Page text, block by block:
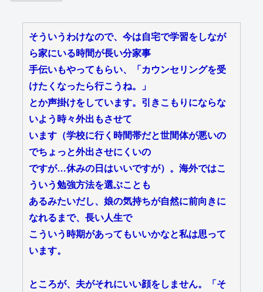
そういうわけなので、今は自宅で学習をしなが
ら家にいる時間が長い分家事
手伝いもやってもらい、「カウンセリングを受
けたくなったら行こうね。」
とか声掛けをしています。引きこもりにならな
いよう時々外出もさせて
います（学校に行く時間帯だと世間体が悪いの
でちょっと外出させにくいの
ですが…休みの日はいいですが）。海外ではこ
ういう勉強方法を選ぶことも
あるみたいだし、娘の気持ちが自然に前向きに
なれるまで、長い人生で
こういう時期があってもいいかなと私は思って
います。
ところが、夫がそれにいい顔をしません。「そ